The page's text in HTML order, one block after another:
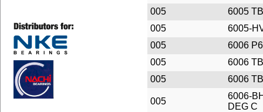
005
6005
005
6005-
005
6006 P6
005
6006
005
6006
005
6006-
DEG C